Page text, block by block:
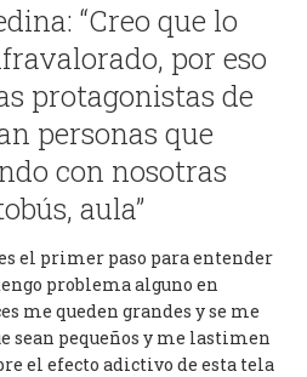
“Creo que lo
por eso
protagonistas de
personas que
con nosotras
aula”
el primer paso para entender
problema alguno en
me queden grandes y se me
sean pequeños y me lastimen
el efecto adictivo de esta tela